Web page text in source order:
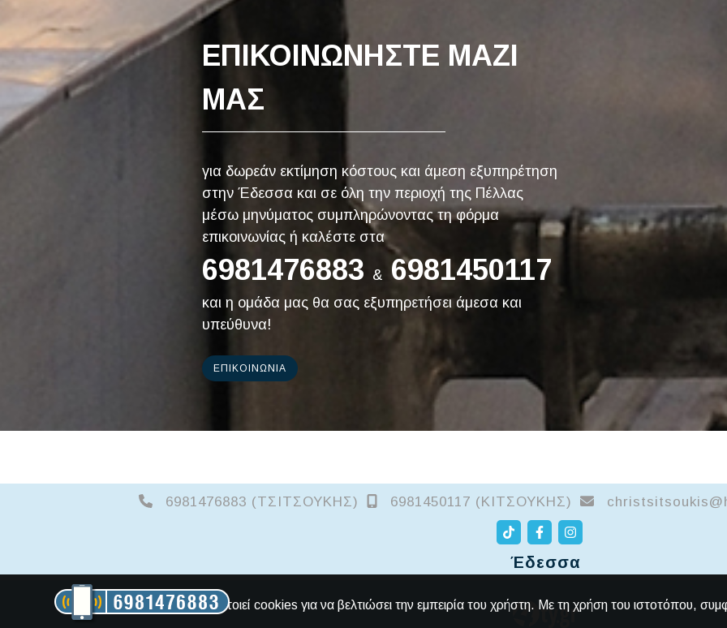
ΕΠΙΚΟΙΝΩΝΗΣΤΕ ΜΑΖΙ
ΜΑΣ
για δωρεάν εκτίμηση κόστους και άμεση εξυπηρέτηση
στην Έδεσσα και σε όλη την περιοχή της Πέλλας
μέσω μηνύματος συμπληρώνοντας τη φόρμα
επικοινωνίας ή καλέστε στα
6981476883 & 6981450117
και η ομάδα μας θα σας εξυπηρετήσει άμεσα και
υπεύθυνα!
ΕΠΙΚΟΙΝΩΝΊΑ
6981476883 (ΤΣΙΤΣΟΥΚΗΣ) 6981450117 (ΚΙΤΣΟΥΚΗΣ)
Έδεσσα
Αυτός ο ιστότοπος χρησιμοποιεί cookies για να βελτιώσει την εμπειρία του χρήστη. Με τη χρήση του ιστοτόπου,